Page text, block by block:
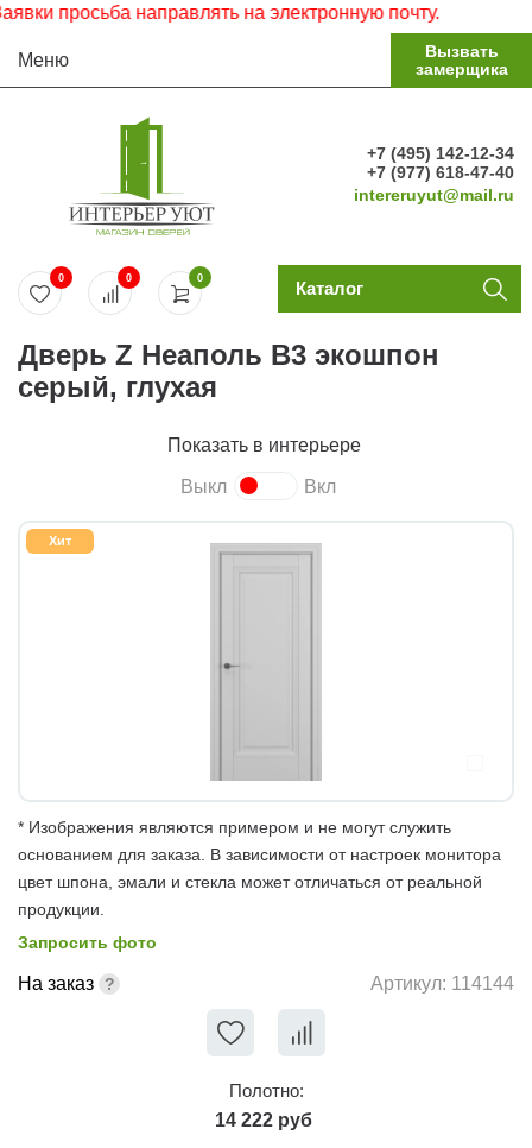
направлять на электронную почту.
Меню
Вызвать
замерщика
+7 (495) 142-12-34
+7 (977) 618-47-40
intereruyut@mail.ru
0
0 0 Каталог
Дверь Z Неаполь В3 экошпон
серый, глухая
Показать в интерьере
Выкл Вкл
Хит
* Изображения являются примером и не могут служить
основанием для заказа. В зависимости от настроек монитора
цвет шпона, эмали и стекла может отличаться от реальной
продукции.
Запросить фото
На заказ Артикул: 114144
Полотно:
14 222 руб